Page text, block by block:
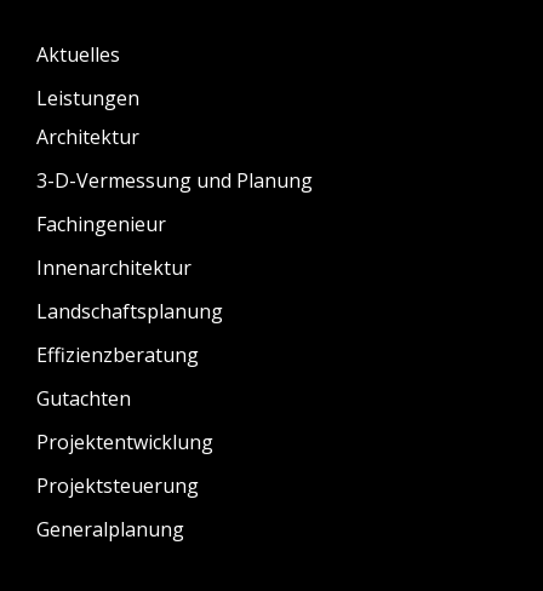
Aktuelles
Leistungen
Architektur
3-D-Vermessung und Planung
Fachingenieur
Innenarchitektur
Landschaftsplanung
Effizienzberatung
Gutachten
Projektentwicklung
Projektsteuerung
Generalplanung